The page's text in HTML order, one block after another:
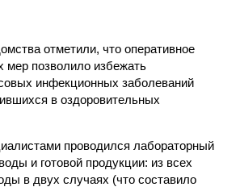
отметили, что оперативное
мер позволило избежать
инфекционных заболеваний
в оздоровительных
проводился лабораторный
и готовой продукции: из всех
в двух случаях (что составило